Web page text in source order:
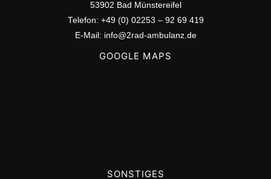
53902 Bad Münstereifel
Telefon: +49 (0) 02253 – 92 69 419
E-Mail: info@2rad-ambulanz.de
GOOGLE MAPS
SONSTIGES